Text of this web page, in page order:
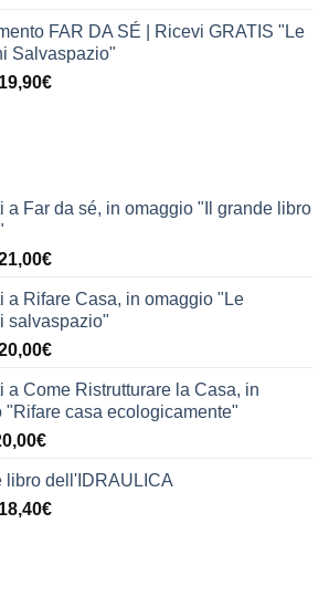
63,90€.
attuale
è:
39,90€.
FAR DA SÉ | Ricevi GRATIS "Le
Salvaspazio"
Il
19,90€Il
a Far da sé, in omaggio "Il grande libro
€Il
attuale
è:
21,00€.
a Rifare Casa, in omaggio "Le
salvaspazio"
€Il
attuale
è:
a Come Ristrutturare la Casa, in
"Rifare casa ecologicamente"
€Fascia
prezzo:
da
libro dell'IDRAULICA
Il
18,40€Il